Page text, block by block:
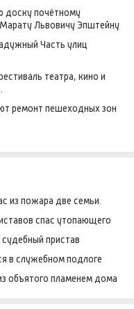
доску почётному
Львовичу Эпштейну
Часть улиц
театра, кино и
ремонт пешеходных зон
из пожара две семьи.
спас утопающего
пристав
в служебном подлоге
объятого пламенем дома